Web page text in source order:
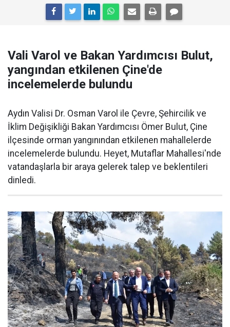
Vali Varol ve Bakan Yardımcısı Bulut,
yangından etkilenen Çine'de
incelemelerde bulundu
Aydın Valisi Dr. Osman Varol ile Çevre, Şehircilik ve
İklim Değişikliği Bakan Yardımcısı Ömer Bulut, Çine
ilçesinde orman yangınından etkilenen mahallelerde
incelemelerde bulundu. Heyet, Mutaflar Mahallesi'nde
vatandaşlarla bir araya gelerek talep ve beklentileri
dinledi.